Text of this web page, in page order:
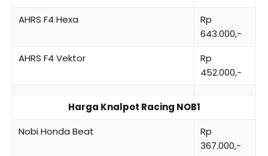
AHRS F4 Hexa
Rp
643.000,-
AHRS F4 Vektor
Rp
452.000,-
Harga Knalpot Racing NOB1
Nobi Honda Beat
Rp
367.000,-